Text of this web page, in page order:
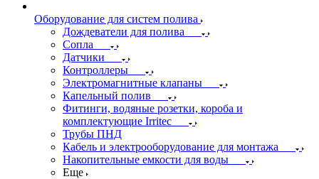
Оборудование для систем полива
Дождеватели для полива
Сопла
Датчики
Контроллеры
Электромагнитные клапаны
Капельный полив
Фитинги, водяные розетки, короба и
комплектующие Irritec
Трубы ПНД
Кабель и электрооборудование для монтажа
Накопительные емкости для воды
Еще